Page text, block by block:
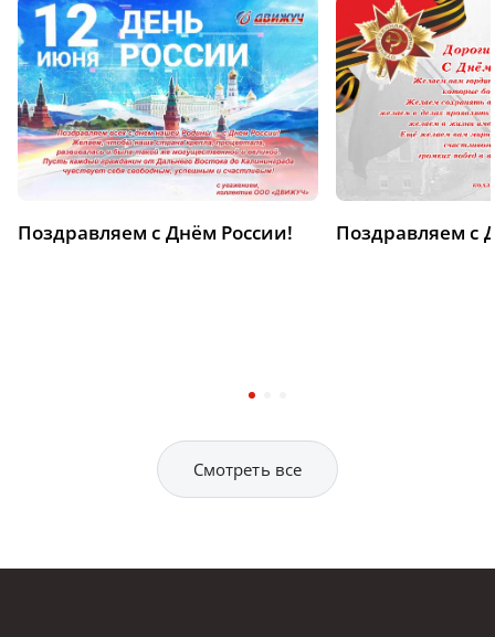
Поздравляем с Днём России! Поздравляем с
Смотреть все